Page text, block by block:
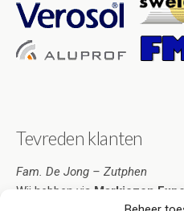
Tevreden klanten
Fam. De Jong – Zutphen
Wij hebben via Markiezen